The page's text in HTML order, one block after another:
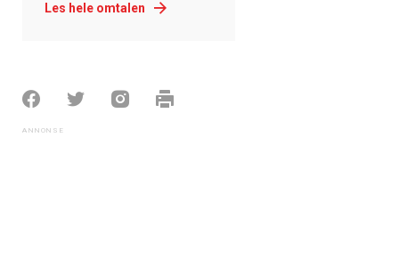
Les hele omtalen